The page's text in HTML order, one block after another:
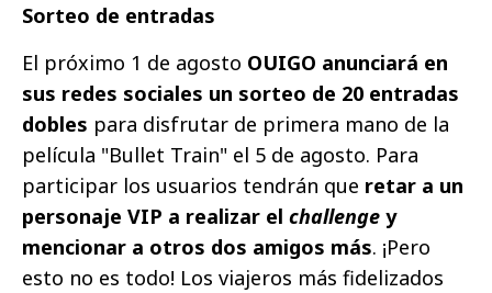
Sorteo de entradas
El próximo 1 de agosto OUIGO anunciará en
sus redes sociales un sorteo de 20 entradas
dobles para disfrutar de primera mano de la
película "Bullet Train" el 5 de agosto. Para
participar los usuarios tendrán que retar a un
personaje VIP a realizar el challenge y
mencionar a otros dos amigos más. ¡Pero
esto no es todo! Los viajeros más fidelizados